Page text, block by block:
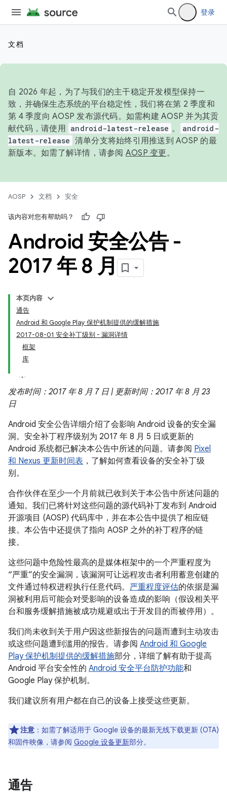
登录
文档
自 2026 年起，为了与我们的主干稳定开发模型保持一
致，并确保生态系统的平台稳定性，我们将在第 2 季度和
第 4 季度向 AOSP 发布源代码。如需构建 AOSP 并为其贡
献代码，请使用 android-latest-release 。
android-
latest-release 清单分支将始终引用推送到 AOSP 的最
新版本。如需了解详情，请参阅 AOSP 变更。
AOSP 文档 安全
该内容对您有帮助吗？
Android 安全公告 -
2017 年 8 月
本页内容
通告
Android 和 Google Play 保护机制提供的缓解措施
2017-08-01 安全补丁级别 - 漏洞详情
框架
库
发布时间：2017 年 8 月 7 日 | 更新时间：2017 年 8 月 23
日
Android 安全公告详细介绍了会影响 Android 设备的安全漏
洞。安全补丁程序级别为 2017 年 8 月 5 日或更新的
Android 系统都已解决本公告中所述的问题。请参阅 Pixel
和 Nexus 更新时间表 ，了解如何查看设备的安全补丁级
别。
合作伙伴在至少一个月前就已收到关于本公告中所述问题的
通知。我们已将针对这些问题的源代码补丁发布到 Android
开源项目 (AOSP) 代码库中，并在本公告中提供了相应链
接。本公告中还提供了指向 AOSP 之外的补丁程序的链
接。
这些问题中危险性最高的是媒体框架中的一个严重程度为
“严重”的安全漏洞，该漏洞可让远程攻击者利用蓄意创建的
文件通过特权进程执行任意代码。 严重程度评估的依据是漏
洞被利用后可能会对受影响的设备造成的影响（假设相关平
台和服务缓解措施被成功规避或出于开发目的而被停用）。
我们尚未收到关于用户因这些新报告的问题而遭到主动攻击
或这些问题遭到滥用的报告。请参阅 Android 和 Google
Play 保护机制提供的缓解措施部分，详细了解有助于提高
Android 平台安全性的 Android 安全平台防护功能和
Google Play 保护机制。
我们建议所有用户都在自己的设备上接受这些更新。
注意 ：如需了解适用于 Google 设备的最新无线下载更新 (OTA)
和固件映像，请参阅 Google 设备更新部分。
通告